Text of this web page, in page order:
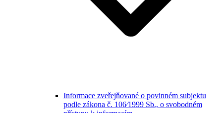
Informace zveřejňované o povinném subjektu
podle zákona č. 106⁄1999 Sb., o svobodném